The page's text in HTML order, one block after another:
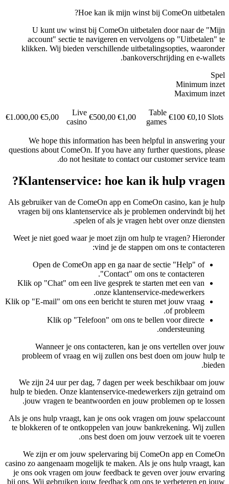
Hoe kan ik mijn winst bij ComeOn uitbetalen?
U kunt uw winst bij ComeOn uitbetalen door naar de "Mijn
account" sectie te navigeren en vervolgens op "Uitbetalen" te
klikken. Wij bieden verschillende uitbetalingsopties, waaronder
bankoverschrijding en e-wallets.
Spel
Minimum inzet
Maximum inzet
Slots
€0,10
€100
Table
games
€1,00
€500,00
Live
casino
€5,00
€1.000,00
We hope this information has been helpful in answering your
questions about ComeOn. If you have any further questions, please
do not hesitate to contact our customer service team.
Klantenservice: hoe kan ik hulp vragen?
Als gebruiker van de ComeOn app en ComeOn casino, kan je hulp
vragen bij ons klantenservice als je problemen ondervindt bij het
spelen of als je vragen hebt over onze diensten.
Weet je niet goed waar je moet zijn om hulp te vragen? Hieronder
vind je de stappen om ons te contacteren:
Open de ComeOn app en ga naar de sectie "Help" of
"Contact" om ons te contacteren.
Klik op "Chat" om een live gesprek te starten met een van
onze klantenservice-medewerkers.
Klik op "E-mail" om ons een bericht te sturen met jouw vraag
of probleem.
Klik op "Telefoon" om ons te bellen voor directe
ondersteuning.
Wanneer je ons contacteren, kan je ons vertellen over jouw
probleem of vraag en wij zullen ons best doen om jouw hulp te
bieden.
We zijn 24 uur per dag, 7 dagen per week beschikbaar om jouw
hulp te bieden. Onze klantenservice-medewerkers zijn getraind om
jouw vragen te beantwoorden en jouw problemen op te lossen.
Als je ons hulp vraagt, kan je ons ook vragen om jouw spelaccount
te blokkeren of te ontkoppelen van jouw bankrekening. Wij zullen
ons best doen om jouw verzoek uit te voeren.
We zijn er om jouw spelervaring bij ComeOn app en ComeOn
casino zo aangenaam mogelijk te maken. Als je ons hulp vraagt, kan
je ons ook vragen om jouw feedback te geven over jouw ervaring
bij ons. Wij gebruiken jouw feedback om ons te verbeteren en jouw